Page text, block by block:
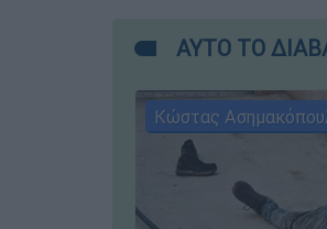
ΑΥΤΟ ΤΟ
Κώστας